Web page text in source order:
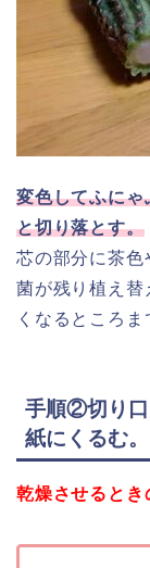
変色してふにゃ
と切り落とす。
芯の部分に茶色
菌が残り植え替
くなるところま
手順②切り口
紙にくるむ。
乾燥させるとき